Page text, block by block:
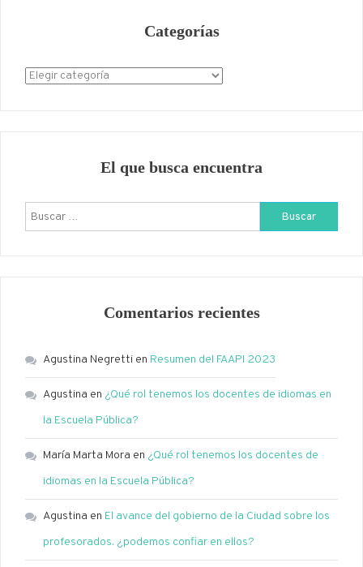
Categorías
Categorías
El que busca encuentra
Buscar:
Comentarios recientes
Agustina Negretti en Resumen del FAAPI 2023
Agustina en ¿Qué rol tenemos los docentes de idiomas en
la Escuela Pública?
María Marta Mora en ¿Qué rol tenemos los docentes de
idiomas en la Escuela Pública?
Agustina en El avance del gobierno de la Ciudad sobre los
profesorados. ¿podemos confiar en ellos?